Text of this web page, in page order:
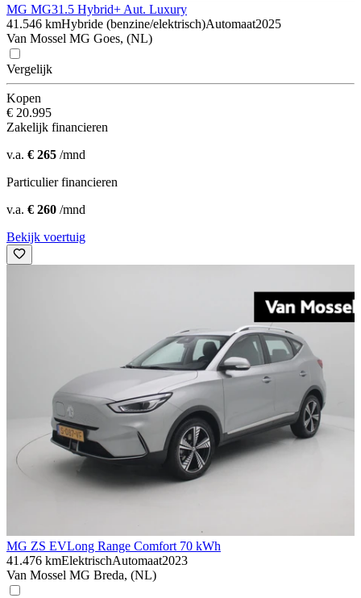
MG MG31.5 Hybrid+ Aut. Luxury
41.546 kmHybride (benzine/elektrisch)Automaat2025
Van Mossel MG Goes, (NL)
Vergelijk
Kopen
€ 20.995
Zakelijk financieren
v.a. € 265 /mnd
Particulier financieren
v.a. € 260 /mnd
Bekijk voertuig
MG ZS EVLong Range Comfort 70 kWh
41.476 kmElektrischAutomaat2023
Van Mossel MG Breda, (NL)